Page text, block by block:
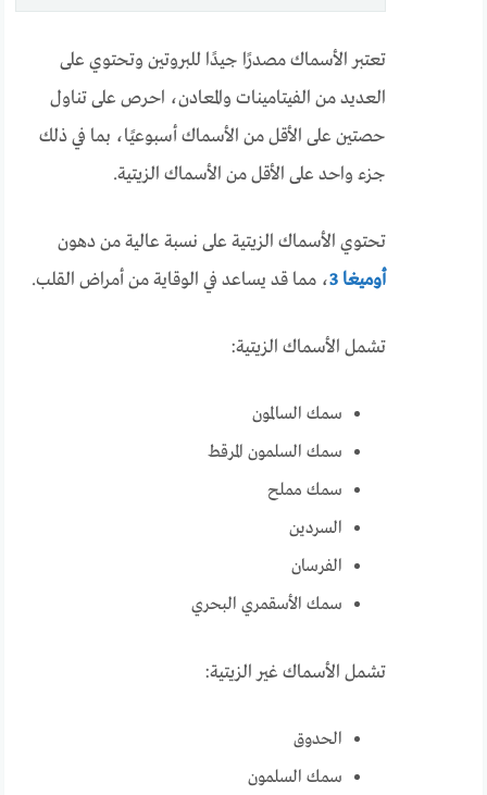
تعتبر الأسماك مصدرًا جيدًا للبروتين وتحتوي على
العديد من الفيتامينات والمعادن، احرص على تناول
حصتين على الأقل من الأسماك أسبوعيًا، بما في ذلك
جزء واحد على الأقل من الأسماك الزيتية.
تحتوي الأسماك الزيتية على نسبة عالية من دهون
أوميغا 3 ، مما قد يساعد في الوقاية من أمراض القلب.
تشمل الأسماك الزيتية:
سمك السالمون
سمك السلمون المرقط
سمك مملح
السردين
الفرسان
سمك الأسقمري البحري
تشمل الأسماك غير الزيتية:
الحدوق
سمك السلمون